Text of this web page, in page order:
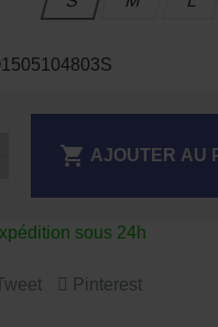
 AJOUTER AU
sous 24h
Pinterest